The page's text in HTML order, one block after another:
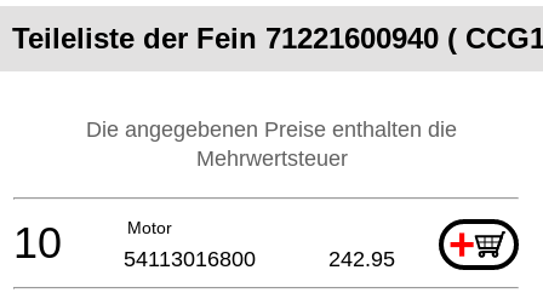
Teileliste der Fein 71221600940 (
Die angegebenen Preise enthalten die
Mehrwertsteuer
Motor +
10 54113016800 242.95